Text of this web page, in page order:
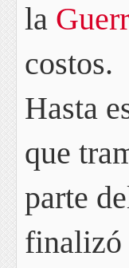
la
costos.
Hasta
que
parte
finalizó